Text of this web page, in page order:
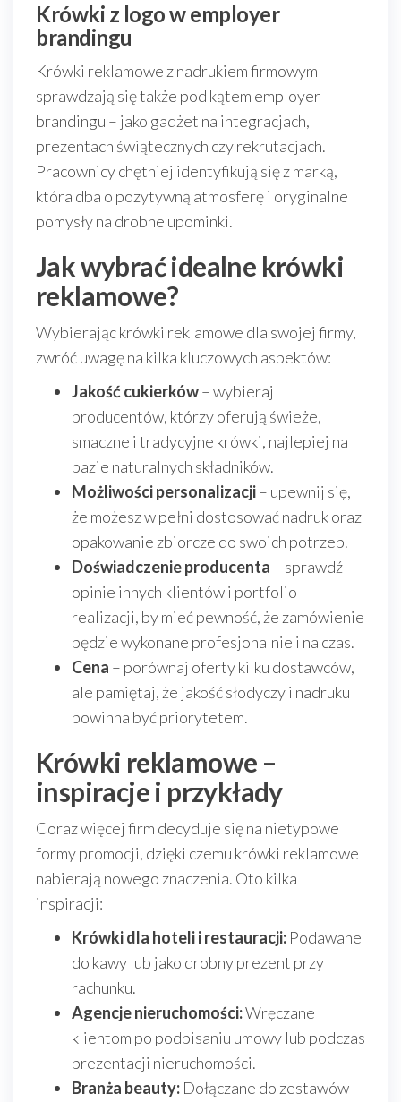
Krówki z logo w employer
brandingu
Krówki reklamowe z nadrukiem firmowym
sprawdzają się także pod kątem employer
brandingu – jako gadżet na integracjach,
prezentach świątecznych czy rekrutacjach.
Pracownicy chętniej identyfikują się z marką,
która dba o pozytywną atmosferę i oryginalne
pomysły na drobne upominki.
Jak wybrać idealne krówki
reklamowe?
Wybierając krówki reklamowe dla swojej firmy,
zwróć uwagę na kilka kluczowych aspektów:
Jakość cukierków– wybieraj
producentów, którzy oferują świeże,
smaczne i tradycyjne krówki, najlepiej na
bazie naturalnych składników.
Możliwości personalizacji– upewnij się,
że możesz w pełni dostosować nadruk oraz
opakowanie zbiorcze do swoich potrzeb.
Doświadczenie producenta – sprawdź
opinie innych klientów i portfolio
realizacji, by mieć pewność, że zamówienie
będzie wykonane profesjonalnie i na czas.
Cena – porównaj oferty kilku dostawców,
ale pamiętaj, że jakość słodyczy i nadruku
powinna być priorytetem.
Krówki reklamowe –
inspiracje i przykłady
Coraz więcej firm decyduje się na nietypowe
formy promocji, dzięki czemu krówki reklamowe
nabierają nowego znaczenia. Oto kilka
inspiracji:
Krówki dla hoteli i restauracji: Podawane
do kawy lub jako drobny prezent przy
rachunku.
Agencje nieruchomości:Wręczane
klientom po podpisaniu umowy lub podczas
prezentacji nieruchomości.
Branża beauty: Dołączane do zestawów